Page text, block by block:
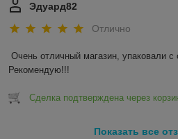
Эдуард82
Отлично
Очень отличный магазин, упаковали с
Рекомендую!!!
Сделка подтверждена через
Показать все